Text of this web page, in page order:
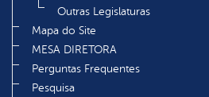
Outras Legislaturas
Mapa do Site
MESA DIRETORA
Perguntas Frequentes
Pesquisa